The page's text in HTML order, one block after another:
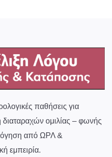
παθήσεις για
ομιλίας – φωνής
από ΩΡΛ &
εμπειρία.